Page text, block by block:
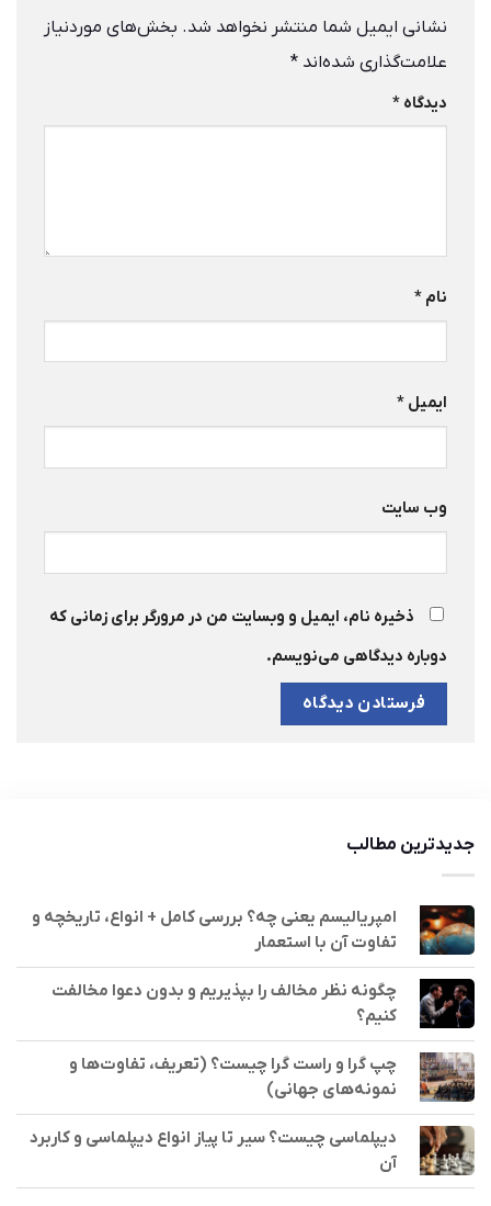
نشانی ایمیل شما منتشر نخواهد شد. بخش‌های موردنیاز
علامت‌گذاری شده‌اند *
دیدگاه *
نام *
ایمیل *
وب‌ سایت
ذخیره نام، ایمیل و وبسایت من در مرورگر برای زمانی که
دوباره دیدگاهی می‌نویسم.
جدیدترین مطالب
امپریالیسم یعنی چه؟ بررسی کامل + انواع، تاریخچه و
تفاوت آن با استعمار
چگونه نظر مخالف را بپذیریم و بدون دعوا مخالفت
کنیم؟
چپ گرا و راست گرا چیست؟ (تعریف، تفاوت‌ها و
نمونه‌های جهانی)
دیپلماسی چیست؟ سیر تا پیاز انواع دیپلماسی و کاربرد
آن